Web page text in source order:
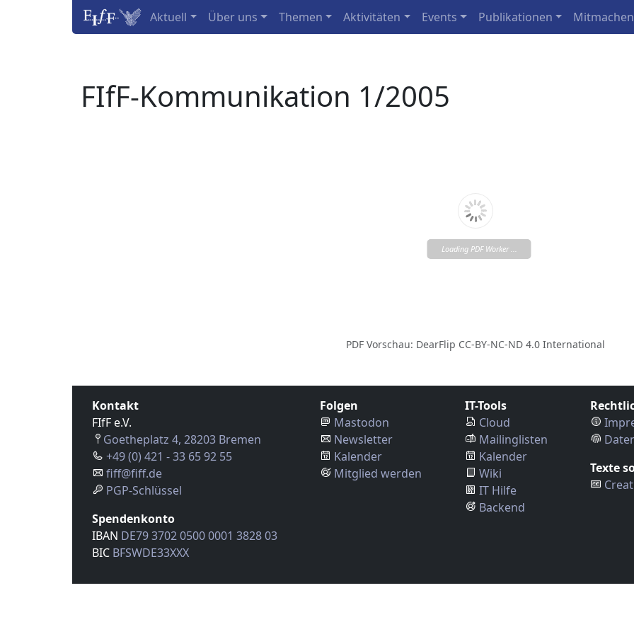
Aktuell Über uns Themen Aktivitäten Events Publikationen Mitmachen
FIfF-Kommunikation 1/2005
Loading PDF Worker ...
PDF Vorschau: DearFlip CC-BY-NC-ND 4.0 International
Kontakt
FIfF e.V.
Goetheplatz 4, 28203 Bremen
+49 (0) 421 - 33 65 92 55
fiff@fiff.de
PGP-Schlüssel
Spendenkonto
IBAN DE79 3702 0500 0001 3828 03
BIC BFSWDE33XXX
Folgen
Mastodon
Newsletter
Kalender
Mitglied werden
IT-Tools
Cloud
Mailinglisten
Kalender
Wiki
IT Hilfe
Backend
Texte